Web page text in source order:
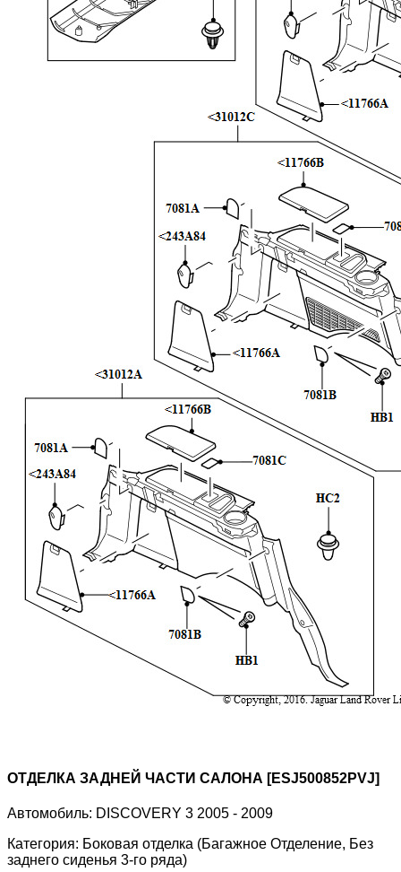
ОТДЕЛКА ЗАДНЕЙ ЧАСТИ САЛОНА [ESJ500852PVJ]
Автомобиль: DISCOVERY 3 2005 - 2009
Категория: Боковая отделка (Багажное Отделение, Без
заднего сиденья 3-го ряда)